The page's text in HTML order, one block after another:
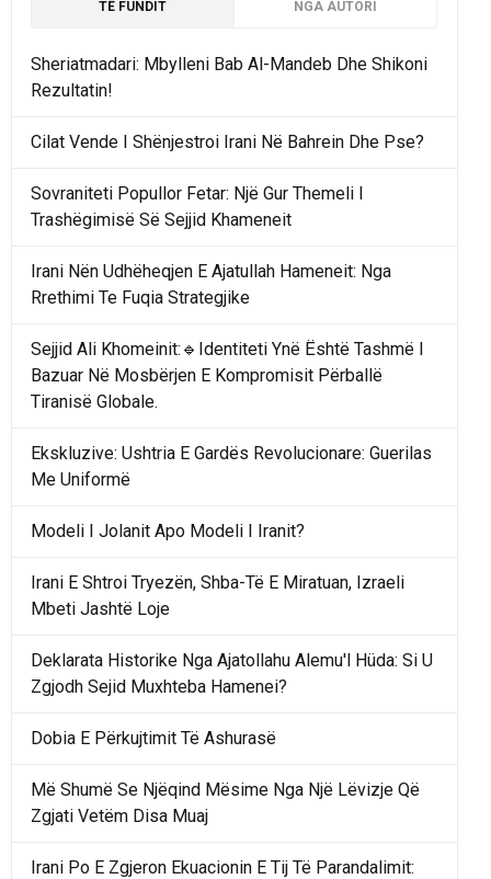
TË FUNDIT NGA AUTORI
Sheriatmadari: Mbylleni Bab Al-Mandeb Dhe Shikoni
Rezultatin!
Cilat Vende I Shënjestroi Irani Në Bahrein Dhe Pse?
Sovraniteti Popullor Fetar: Një Gur Themeli I
Trashëgimisë Së Sejjid Khameneit
Irani Nën Udhëheqjen E Ajatullah Hameneit: Nga
Rrethimi Te Fuqia Strategjike
Sejjid Ali Khomeinit:🔹Identiteti Ynë Është Tashmë I
Bazuar Në Mosbërjen E Kompromisit Përballë
Tiranisë Globale.
Ekskluzive: Ushtria E Gardës Revolucionare: Guerilas
Me Uniformë
Modeli I Jolanit Apo Modeli I Iranit?
Irani E Shtroi Tryezën, Shba-Të E Miratuan, Izraeli
Mbeti Jashtë Loje
Deklarata Historike Nga Ajatollahu Alemu'l Hüda: Si U
Zgjodh Sejid Muxhteba Hamenei?
Dobia E Përkujtimit Të Ashurasë
Më Shumë Se Njëqind Mësime Nga Një Lëvizje Që
Zgjati Vetëm Disa Muaj
Irani Po E Zgjeron Ekuacionin E Tij Të Parandalimit: